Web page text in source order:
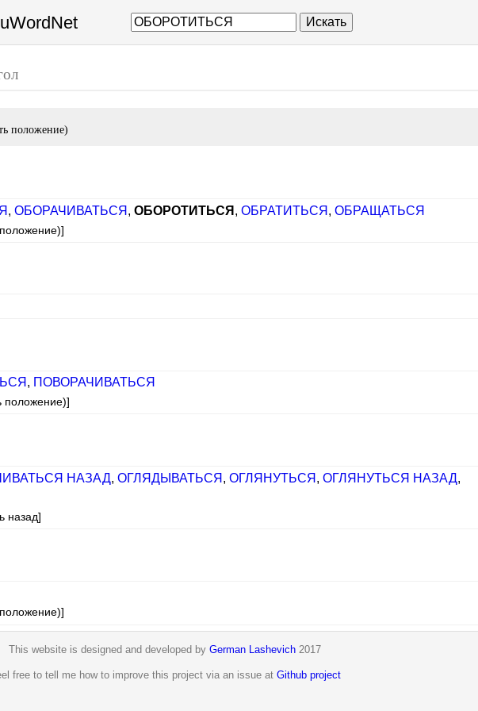
Искать
положение)
, ОБОРАЧИВАТЬСЯ , ОБОРОТИТЬСЯ , ОБРАТИТЬСЯ , ОБРАЩАТЬСЯ
, ПОВОРАЧИВАТЬСЯ
положение)]
НАЗАД, ОГЛЯДЫВАТЬСЯ , ОГЛЯНУТЬСЯ , ОГЛЯНУТЬСЯ НАЗАД,
назад]
This website is designed and developed by German Lashevich 2017
free to tell me how to improve this project via an issue at Github project